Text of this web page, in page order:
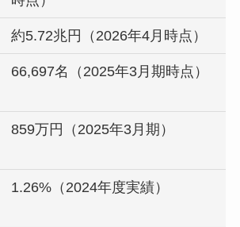
約5.72兆円（2026年4月時点）
66,697名（2025年3月期時点）
859万円（2025年3月期）
1.26%（2024年度実績）